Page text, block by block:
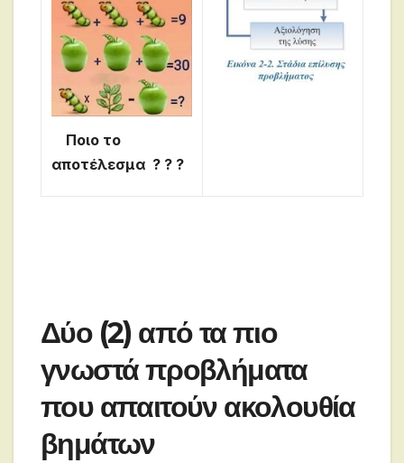
Ποιο το
αποτέλεσμα ? ? ?
Δύο (2) από τα πιο
γνωστά προβλήματα
που απαιτούν ακολουθία
βημάτων